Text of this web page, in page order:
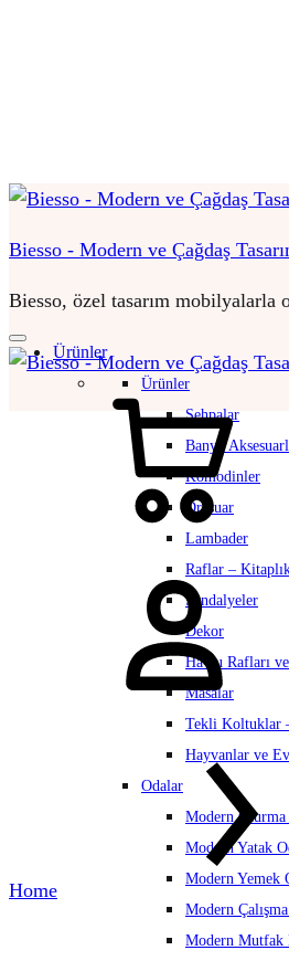
Biesso - Modern ve Çağdaş
Biesso, özel tasarım mobilyalarla
Ürünler
Ürünler
Sehpalar
Banyo
Komodinler
Dresuar
Lambader
Raflar –
Sandalyeler
Dekor
Havlu Rafları
Masalar
Tekli Koltuklar
Hayvanlar ve
Odalar
Modern Oturma
Modern Yatak
Modern Yemek
Modern
Modern Mutfak
Home